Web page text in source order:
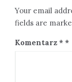
Your email
fields are
Komentarz *